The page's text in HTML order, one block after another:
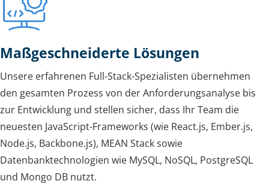
Maßgeschneiderte Lösungen
Unsere erfahrenen Full-Stack-Spezialisten übernehmen
den gesamten Prozess von der Anforderungsanalyse bis
zur Entwicklung und stellen sicher, dass Ihr Team die
neuesten JavaScript-Frameworks (wie React.js, Ember.js,
Node.js, Backbone.js), MEAN Stack sowie
Datenbanktechnologien wie MySQL, NoSQL, PostgreSQL
und Mongo DB nutzt.